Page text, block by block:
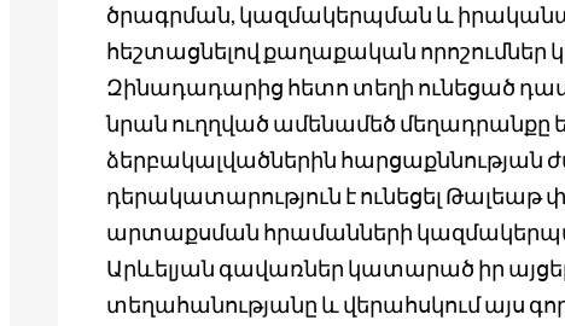
ծրագրման, կազմակերպման և
հեշտացնելով քաղաքական
Զինադադարից հետո տեղի ունեցած
նրան ուղղված ամենամեծ մեղադրանքը
ձերբակալվածներին հարցաքննության
դերակատարություն է ունեցել Թալեաթ
արտաքսման հրամանների
Արևելյան գավառներ կատարած իր
տեղահանությանը և վերահսկում այս